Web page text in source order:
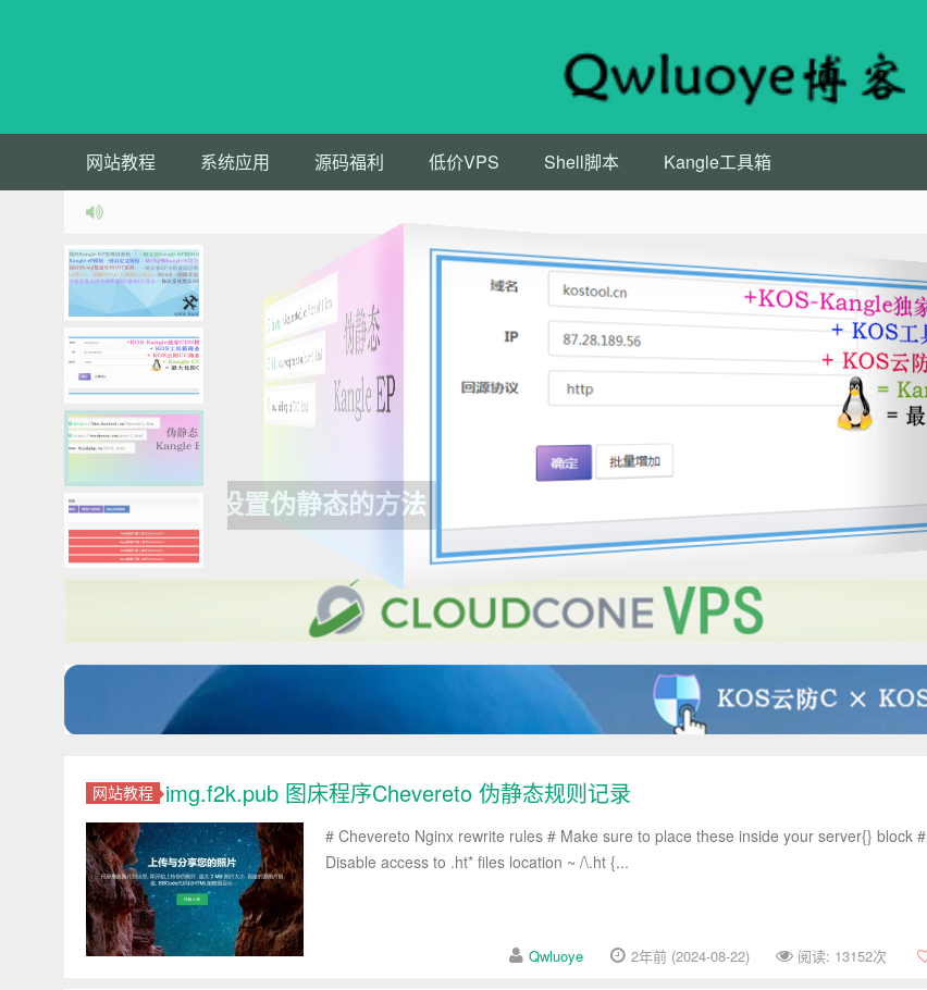
网站教程 系统应用 源码福利 低价VPS Shell脚本 Kangle工具箱
KANGLE EASYPANEL主机设置伪静态的方法
网站教程 img.f2k.pub 图床程序Chevereto 伪静态规则记录
# Chevereto Nginx rewrite rules # Make sure to place these inside your server{} block #
Disable access to .ht* files location ~ /\.ht {...
Qwluoye 2年前 (2024-08-22) 阅读: 13152次